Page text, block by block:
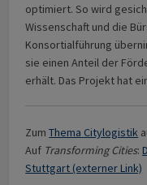
optimiert. So wird
Wissenschaft und die
Konsortialführung
sie einen Anteil der
erhält. Das Projekt hat
ZumThema Citylogistik
Auf Transforming Cities:
Stuttgart (externer Link)